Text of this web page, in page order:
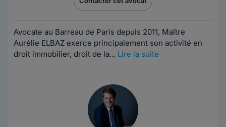
Avocate au Barreau de Paris depuis 2011, Maître
Aurélie ELBAZ exerce principalement son activité en
droit immobilier, droit de la... Lire la suite